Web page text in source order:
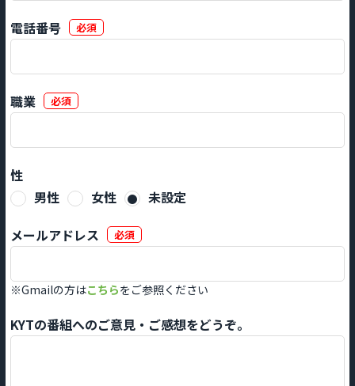
電話番号 必須
職業 必須
性
男性
女性
未設定
メールアドレス
必須
※Gmailの方はこちらをご参照ください
KYTの番組へのご意見・ご感想をどうぞ。